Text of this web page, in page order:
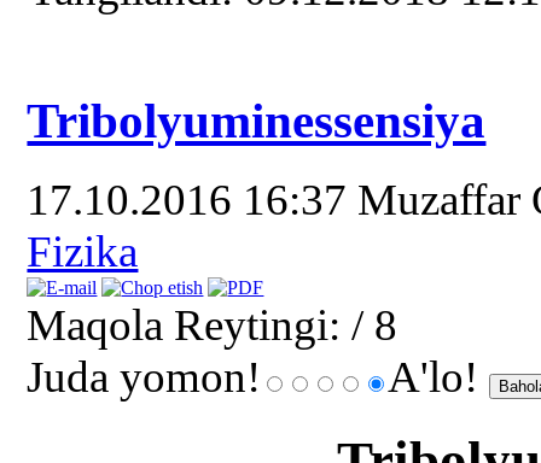
Tribolyuminessensiya
17.10.2016 16:37 Muzaffar
Fizika
Maqola Reytingi: / 8
Juda yomon!
A'lo!